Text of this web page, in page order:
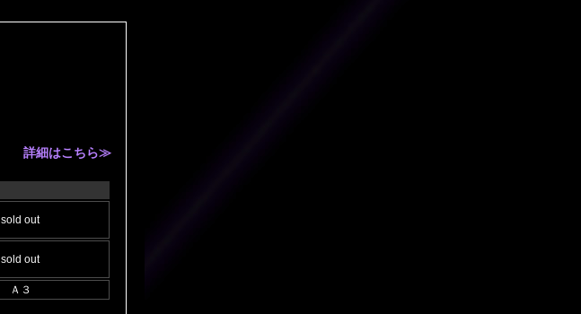
詳細はこちら≫
sold out
sold out
Ａ３